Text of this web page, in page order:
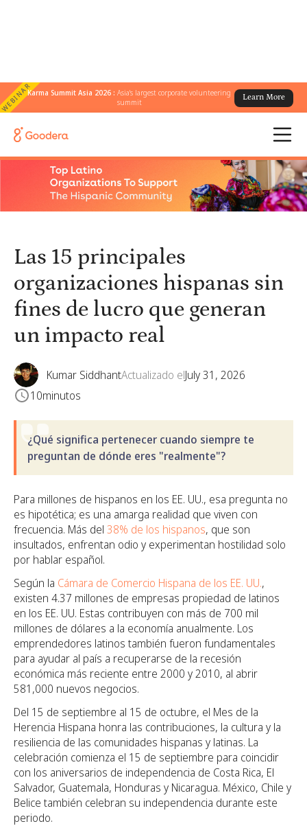
WEBINARKarma Summit Asia 2026 :Asia's largest corporate volunteering
summit
Learn More
← Todos los blogs
generan un impacto real
Las 15 principales
organizaciones hispanas sin
fines de lucro que generan
un impacto real
Kumar SiddhantActualizado elJuly 31, 2026
10minutos
¿Qué significa pertenecer cuando siempre te
preguntan de dónde eres "realmente"?
Para millones de hispanos en los EE. UU., esa pregunta no
es hipotética; es una amarga realidad que viven con
frecuencia. Más del 38% de los hispanos, que son
insultados, enfrentan odio y experimentan hostilidad solo
por hablar español.
Según la Cámara de Comercio Hispana de los EE. UU.,
existen 4.37 millones de empresas propiedad de latinos
en los EE. UU. Estas contribuyen con más de 700 mil
millones de dólares a la economía anualmente. Los
emprendedores latinos también fueron fundamentales
para ayudar al país a recuperarse de la recesión
económica más reciente entre 2000 y 2010, al abrir
581,000 nuevos negocios.
Del 15 de septiembre al 15 de octubre, el Mes de la
Herencia Hispana honra las contribuciones, la cultura y la
resiliencia de las comunidades hispanas y latinas. La
celebración comienza el 15 de septiembre para coincidir
con los aniversarios de independencia de Costa Rica, El
Salvador, Guatemala, Honduras y Nicaragua. México, Chile y
Belice también celebran su independencia durante este
periodo.